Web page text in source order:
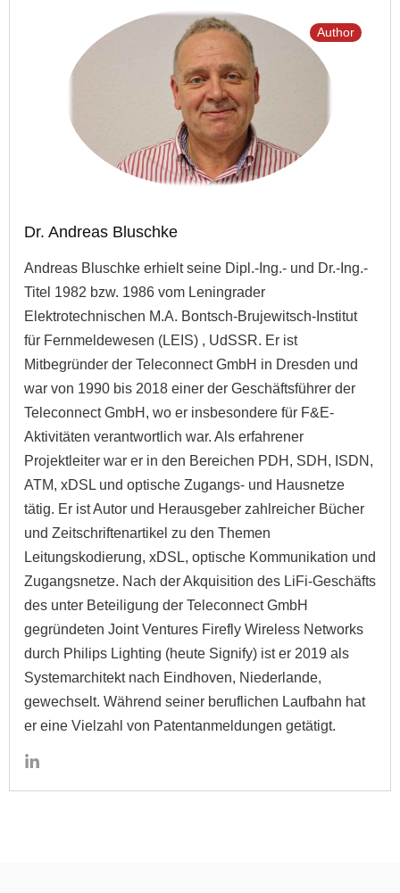
Dr. Andreas Bluschke
Andreas Bluschke erhielt seine Dipl.-Ing.- und Dr.-Ing.-
Titel 1982 bzw. 1986 vom Leningrader
Elektrotechnischen M.A. Bontsch-Brujewitsch-Institut
für Fernmeldewesen (LEIS) , UdSSR. Er ist
Mitbegründer der Teleconnect GmbH in Dresden und
war von 1990 bis 2018 einer der Geschäftsführer der
Teleconnect GmbH, wo er insbesondere für F&E-
Aktivitäten verantwortlich war. Als erfahrener
Projektleiter war er in den Bereichen PDH, SDH, ISDN,
ATM, xDSL und optische Zugangs- und Hausnetze
tätig. Er ist Autor und Herausgeber zahlreicher Bücher
und Zeitschriftenartikel zu den Themen
Leitungskodierung, xDSL, optische Kommunikation und
Zugangsnetze. Nach der Akquisition des LiFi-Geschäfts
des unter Beteiligung der Teleconnect GmbH
gegründeten Joint Ventures Firefly Wireless Networks
durch Philips Lighting (heute Signify) ist er 2019 als
Systemarchitekt nach Eindhoven, Niederlande,
gewechselt. Während seiner beruflichen Laufbahn hat
er eine Vielzahl von Patentanmeldungen getätigt.
Author